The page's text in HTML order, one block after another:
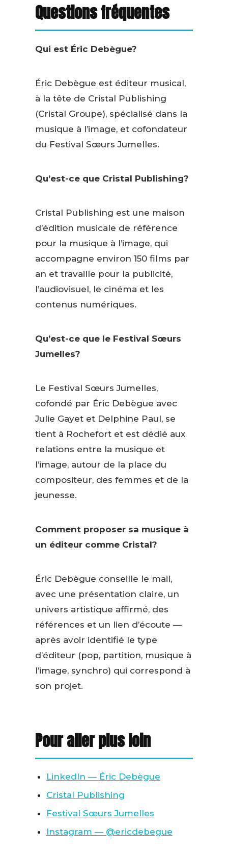
Questions fréquentes
Qui est Éric Debègue?
Éric Debègue est éditeur musical,
à la tête de Cristal Publishing
(Cristal Groupe), spécialisé dans la
musique à l’image, et cofondateur
du Festival Sœurs Jumelles.
Qu’est-ce que Cristal Publishing?
Cristal Publishing est une maison
d’édition musicale de référence
pour la musique à l’image, qui
accompagne environ 150 films par
an et travaille pour la publicité,
l’audiovisuel, le cinéma et les
contenus numériques.
Qu’est-ce que le Festival Sœurs
Jumelles?
Le Festival Sœurs Jumelles,
cofondé par Éric Debègue avec
Julie Gayet et Delphine Paul, se
tient à Rochefort et est dédié aux
relations entre la musique et
l’image, autour de la place du
compositeur, des femmes et de la
jeunesse.
Comment proposer sa musique à
un éditeur comme Cristal?
Éric Debègue conseille le mail,
avec une présentation claire, un
univers artistique affirmé, des
références et un lien d’écoute —
après avoir identifié le type
d’éditeur (pop, partition, musique à
l’image, synchro) qui correspond à
son projet.
Pour aller plus loin
LinkedIn — Éric Debègue
Cristal Publishing
Festival Sœurs Jumelles
Instagram — @ericdebegue